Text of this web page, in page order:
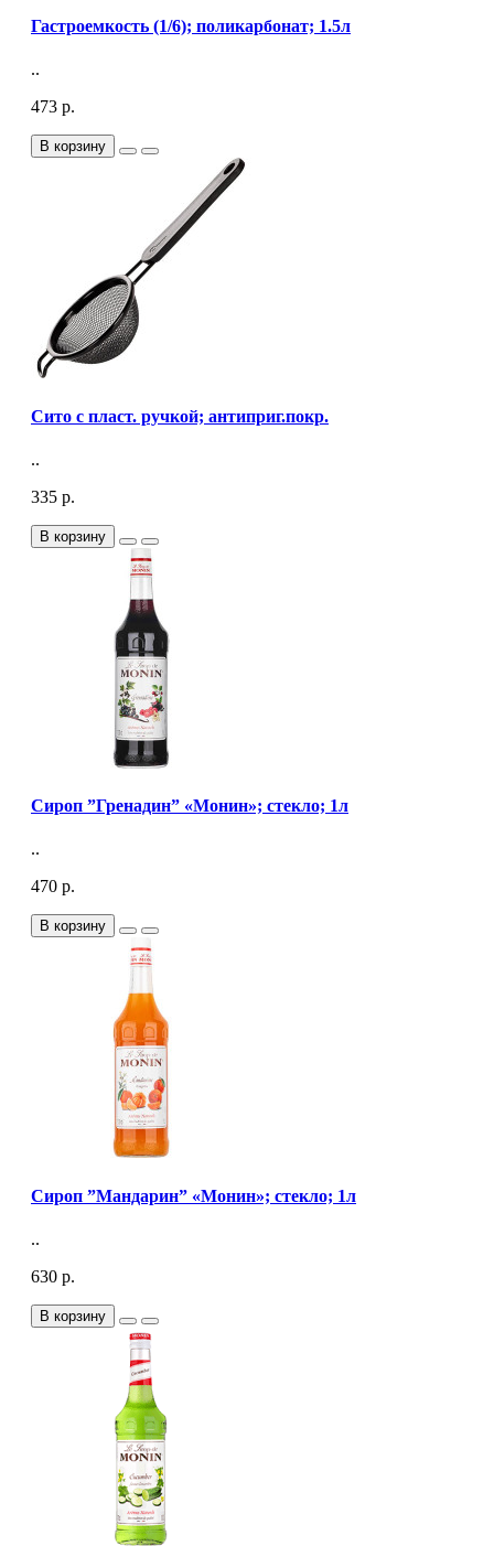
Гастроемкость (1/6); поликарбонат; 1.5л
..
473 р.
В корзину
Сито с пласт. ручкой; антиприг.покр.
..
335 р.
В корзину
Сироп ”Гренадин” «Монин»; стекло; 1л
..
470 р.
В корзину
Сироп ”Мандарин” «Монин»; стекло; 1л
..
630 р.
В корзину